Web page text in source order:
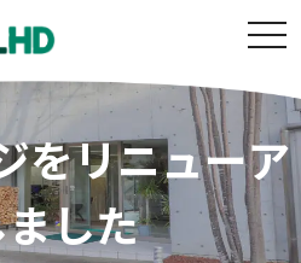
t
g
g
e
n
a
をリニューア
した